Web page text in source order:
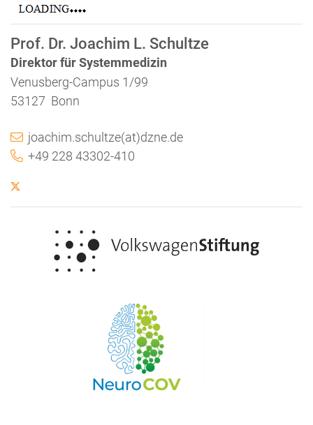
Prof. Dr. Joachim L. Schultze
Direktor für Systemmedizin
Venusberg-Campus 1/99
53127 Bonn
joachim.schultze(at)dzne.de
+49 228 43302-410